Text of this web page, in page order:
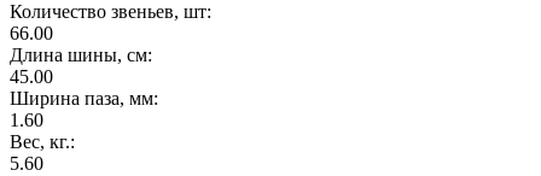
Количество звеньев, шт:
66.00
Длина шины, см:
45.00
Ширина паза, мм:
1.60
Вес, кг.:
5.60